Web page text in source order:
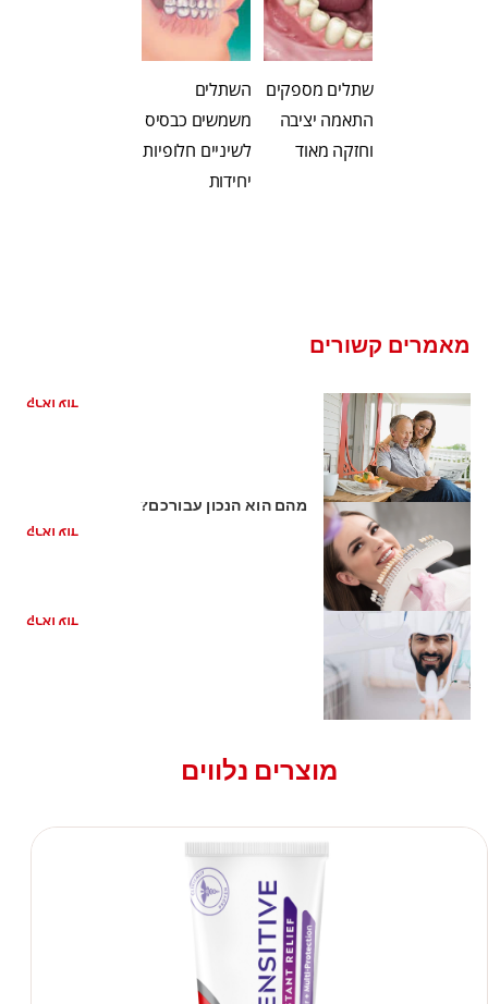
שתלים מספקים
התאמה יציבה
וחזקה מאוד
השתלים
משמשים כבסיס
לשיניים חלופיות
יחידות
מאמרים קשורים
קראו עוד
מהם הוא הנכון עבורכם?
קראו עוד
קראו עוד
מוצרים נלווים